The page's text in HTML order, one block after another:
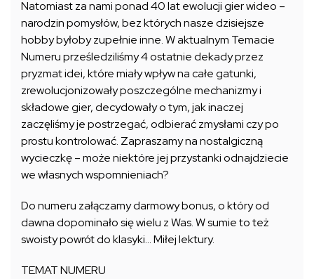
Natomiast za nami ponad 40 lat ewolucji gier wideo –
narodzin pomysłów, bez których nasze dzisiejsze
hobby byłoby zupełnie inne. W aktualnym Temacie
Numeru prześledziliśmy 4 ostatnie dekady przez
pryzmat idei, które miały wpływ na całe gatunki,
zrewolucjonizowały poszczególne mechanizmy i
składowe gier, decydowały o tym, jak inaczej
zaczęliśmy je postrzegać, odbierać zmysłami czy po
prostu kontrolować. Zapraszamy na nostalgiczną
wycieczkę – może niektóre jej przystanki odnajdziecie
we własnych wspomnieniach?
Do numeru załączamy darmowy bonus, o który od
dawna dopominało się wielu z Was. W sumie to też
swoisty powrót do klasyki… Miłej lektury.
TEMAT NUMERU